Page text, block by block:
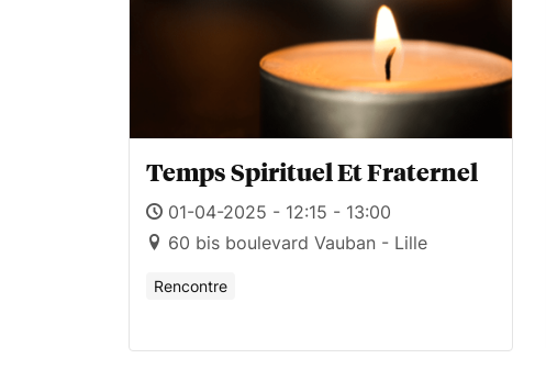
Temps Spirituel Et Fraternel
01-04-2025 - 12:15 - 13:00
60 bis boulevard Vauban - Lille
Rencontre